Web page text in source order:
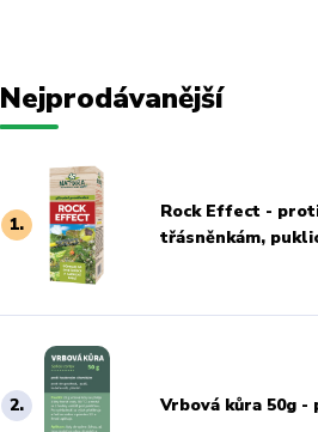
Nejprodávanější
1.
Rock Effect -
třásněnkám,
2. Vrbová kůra 50g